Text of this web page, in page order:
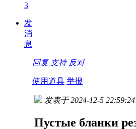
3
发
消
息
回复 支持 反对
使用道具 举报
发表于 2024-12-5 22:59:24
Пустые бланки